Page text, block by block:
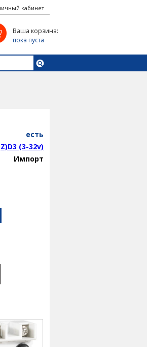
кабинет
Ваша корзина:
пока пуста
есть
(3-32v)
Импорт